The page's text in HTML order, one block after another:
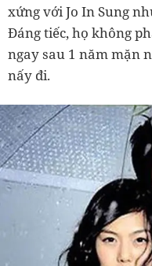
xứng với Jo In Sung
Đáng tiếc, họ không
ngay sau 1 năm mặn
nấy đi.